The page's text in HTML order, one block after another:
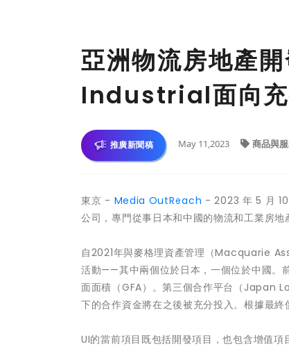
亞洲物流房地產
Industrial面向充
推廣新聞稿 May 11,2023 商品與
東京 - Media OutReach - 2023 年 5 月
公司，專門從事日本和中國的物流和工業房
自2021年與麥格理資產管理（Macquarie
活動——其中兩個位於日本，一個位於中國。
面面積（GFA）。第三個合作平台（Japan
下的合作資金將在之後被充分投入。根據最
UI的當前項目既包括開發項目，也包含增值